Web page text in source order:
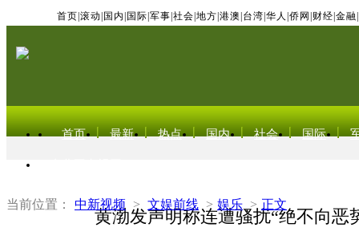
首页 滚动 国内 国际 军事 社会 地方 港澳 台湾 华人 侨网 财经 金融
首页 最新 热点 国内 社会 国际
当前位置： 中新视频 > 文娱前线 > 娱乐 > 正文
黄渤发声明称连遭骚扰“绝不向恶